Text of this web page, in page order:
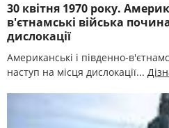
30 квітня 1970 року.
в'єтнамські війська
дислокації
Американські і південно-
наступ на місця дислокації...